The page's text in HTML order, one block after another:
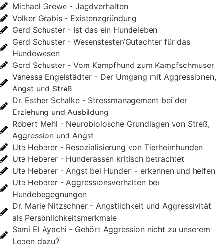
Michael Grewe - Jagdverhalten
Volker Grabis - Existenzgründung
Gerd Schuster - Ist das ein Hundeleben
Gerd Schuster - Wesenstester/Gutachter für das
Hundewesen
Gerd Schuster - Vom Kampfhund zum Kampfschmuser
Vanessa Engelstädter - Der Umgang mit Aggressionen,
Angst und Streß
Dr. Esther Schalke - Stressmanagement bei der
Erziehung und Ausbildung
Robert Mehl - Neurobiolosche Grundlagen von Streß,
Aggression und Angst
Ute Heberer - Resozialisierung von Tierheimhunden
Ute Heberer - Hunderassen kritisch betrachtet
Ute Heberer - Angst bei Hunden - erkennen und helfen
Ute Heberer - Aggressionsverhalten bei
Hundebegegnungen
Dr. Marie Nitzschner - Ängstlichkeit und Aggressivität
als Persönlichkeitsmerkmale
Sami El Ayachi - Gehört Aggression nicht zu unserem
Leben dazu?